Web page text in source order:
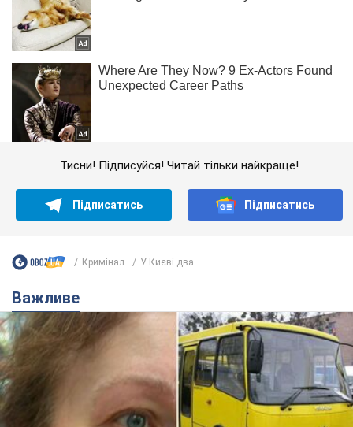
Тисни! Підписуйся! Читай тільки найкраще!
Підписатись Підписатись
Кримінал У Києві два...
Важливе